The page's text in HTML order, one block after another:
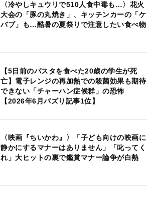
〈冷やしキュウリで510人食中毒も…〉花火
大会の「豚の丸焼き」、キッチンカーの「ケ
バブ」も…酷暑の夏祭りで注意したい食べ物
【5日前のパスタを食べた20歳の学生が死
亡】電子レンジの再加熱での殺菌効果も期待
できない「チャーハン症候群」の恐怖
【2026年6月バズり記事1位】
〈映画『ちいかわ』〉「子ども向けの映画に
静かにするマナーはありません」「叱ってく
れ」大ヒットの裏で鑑賞マナー論争が白熱